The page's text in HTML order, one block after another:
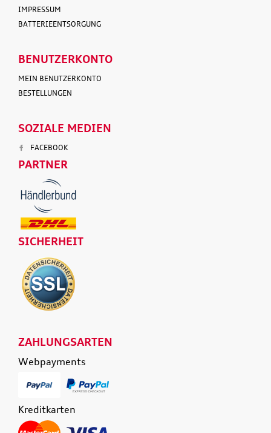
IMPRESSUM
BATTERIEENTSORGUNG
BENUTZERKONTO
MEIN BENUTZERKONTO
BESTELLUNGEN
SOZIALE MEDIEN
FACEBOOK
PARTNER
SICHERHEIT
ZAHLUNGSARTEN
Webpayments
Kreditkarten